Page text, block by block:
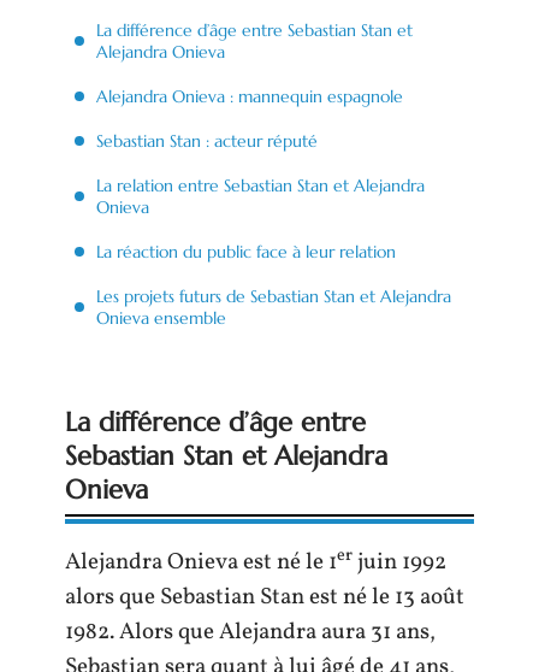
La différence d’âge entre Sebastian Stan et
Alejandra Onieva
Alejandra Onieva : mannequin espagnole
Sebastian Stan : acteur réputé
La relation entre Sebastian Stan et Alejandra
Onieva
La réaction du public face à leur relation
Les projets futurs de Sebastian Stan et Alejandra
Onieva ensemble
La différence d’âge entre
Sebastian Stan et Alejandra
Onieva
Alejandra Onieva est né le 1er juin 1992
alors que Sebastian Stan est né le 13 août
1982. Alors que Alejandra aura 31 ans,